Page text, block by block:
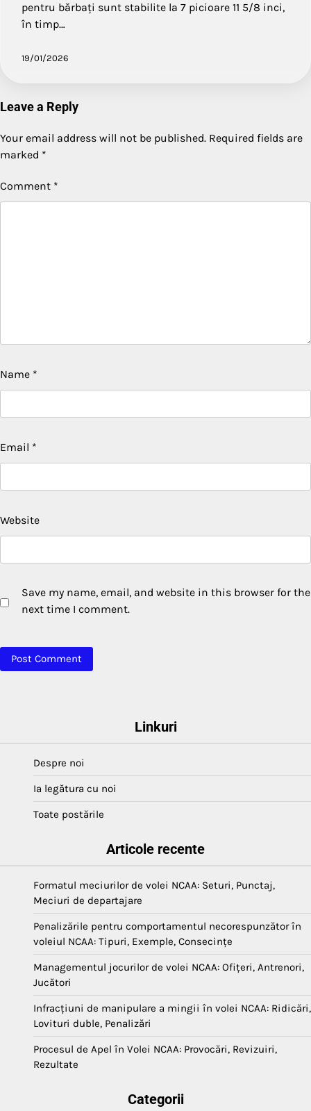
pentru bărbați sunt stabilite la 7 picioare 11 5/8 inci,
în timp…
19/01/2026
Leave a Reply
Your email address will not be published. Required fields are
marked *
Comment *
Name *
Email *
Website
Save my name, email, and website in this browser for the
next time I comment.
Linkuri
Despre noi
Ia legătura cu noi
Toate postările
Articole recente
Formatul meciurilor de volei NCAA: Seturi, Punctaj,
Meciuri de departajare
Penalizările pentru comportamentul necorespunzător în
voleiul NCAA: Tipuri, Exemple, Consecințe
Managementul jocurilor de volei NCAA: Ofițeri, Antrenori,
Jucători
Infracțiuni de manipulare a mingii în volei NCAA: Ridicări,
Lovituri duble, Penalizări
Procesul de Apel în Volei NCAA: Provocări, Revizuiri,
Rezultate
Categorii